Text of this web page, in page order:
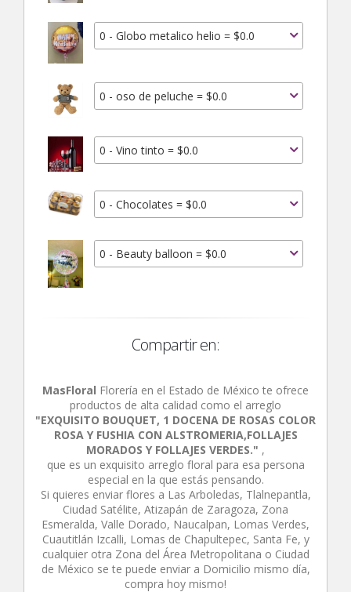
0 - Globo metalico helio = $0.0
0 - oso de peluche = $0.0
0 - Vino tinto = $0.0
0 - Chocolates = $0.0
0 - Beauty balloon = $0.0
Compartir en:
MasFloral Florería en el Estado de México te ofrece
productos de alta calidad como el arreglo
"EXQUISITO BOUQUET, 1 DOCENA DE ROSAS COLOR
ROSA Y FUSHIA CON ALSTROMERIA,FOLLAJES
MORADOS Y FOLLAJES VERDES." ,
que es un exquisito arreglo floral para esa persona
especial en la que estás pensando.
Si quieres enviar flores a Las Arboledas, Tlalnepantla,
Ciudad Satélite, Atizapán de Zaragoza, Zona
Esmeralda, Valle Dorado, Naucalpan, Lomas Verdes,
Cuautitlán Izcalli, Lomas de Chapultepec, Santa Fe, y
cualquier otra Zona del Área Metropolitana o Ciudad
de México se te puede enviar a Domicilio mismo día,
compra hoy mismo!